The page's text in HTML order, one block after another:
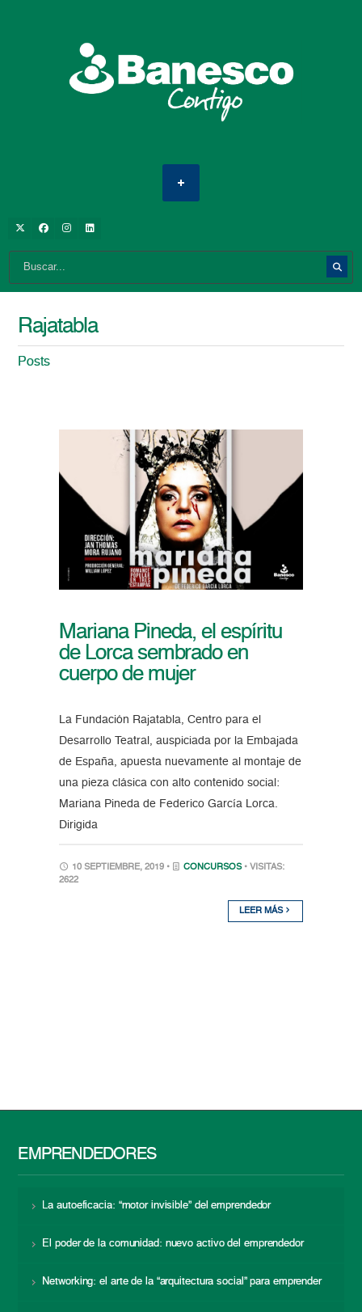
Rajatabla
Posts
Mariana Pineda, el espíritu
de Lorca sembrado en
cuerpo de mujer
La Fundación Rajatabla, Centro para el
Desarrollo Teatral, auspiciada por la Embajada
de España, apuesta nuevamente al montaje de
una pieza clásica con alto contenido social:
Mariana Pineda de Federico García Lorca.
Dirigida
10 SEPTIEMBRE, 2019 • CONCURSOS • VISITAS:
2622
LEER MÁS
EMPRENDEDORES
La autoeficacia: “motor invisible” del emprendedor
El poder de la comunidad: nuevo activo del emprendedor
Networking: el arte de la “arquitectura social” para emprender